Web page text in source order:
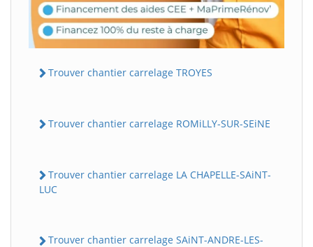
Trouver chantier carrelage TROYES
Trouver chantier carrelage ROMiLLY-SUR-SEiNE
Trouver chantier carrelage LA CHAPELLE-SAiNT-
LUC
Trouver chantier carrelage SAiNT-ANDRE-LES-